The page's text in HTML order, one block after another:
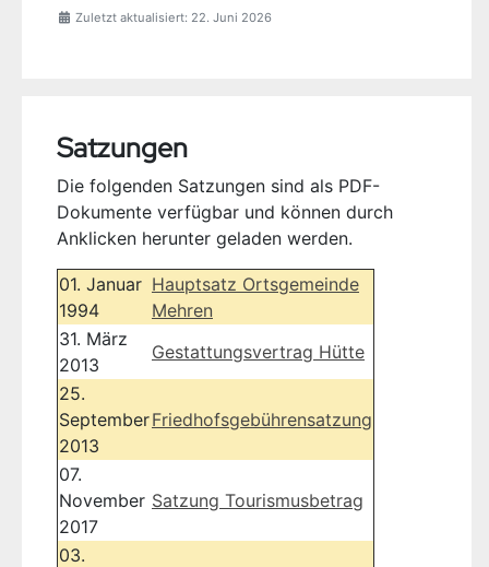
Zuletzt aktualisiert: 22. Juni 2026
Satzungen
Die folgenden Satzungen sind als PDF-
Dokumente verfügbar und können durch
Anklicken herunter geladen werden.
01. Januar
1994
Hauptsatz Ortsgemeinde
Mehren
31. März
2013
Gestattungsvertrag Hütte
25.
September
2013
Friedhofsgebührensatzung
07.
November
2017
Satzung Tourismusbetrag
03.